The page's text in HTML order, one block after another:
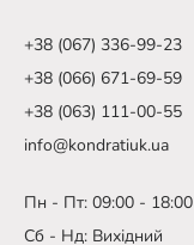
+38 (067) 336-99-23
+38 (066) 671-69-59
+38 (063) 111-00-55
info@kondratiuk.ua
Пн - Пт: 09:00 - 18:00
Сб - Нд: Вихідний